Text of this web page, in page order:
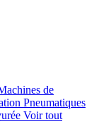
de
Pneumatiques
Voir tout